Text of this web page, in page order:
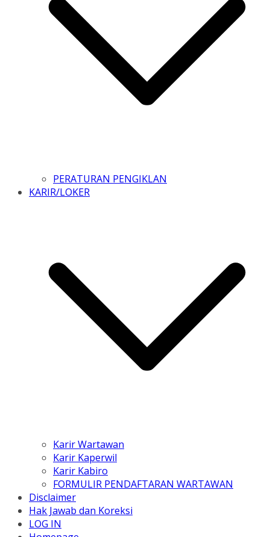
PERATURAN PENGIKLAN
KARIR/LOKER
Karir Wartawan
Karir Kaperwil
Karir Kabiro
FORMULIR PENDAFTARAN WARTAWAN
Disclaimer
Hak Jawab dan Koreksi
LOG IN